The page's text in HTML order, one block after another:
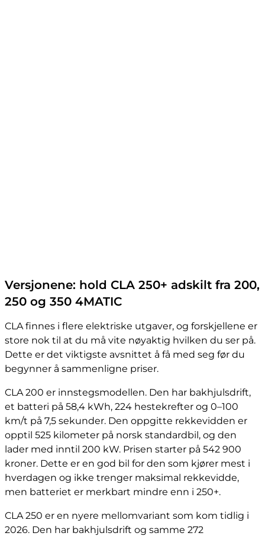
Versjonene: hold CLA 250+ adskilt fra 200,
250 og 350 4MATIC
CLA finnes i flere elektriske utgaver, og forskjellene er
store nok til at du må vite nøyaktig hvilken du ser på.
Dette er det viktigste avsnittet å få med seg før du
begynner å sammenligne priser.
CLA 200 er innstegsmodellen. Den har bakhjulsdrift,
et batteri på 58,4 kWh, 224 hestekrefter og 0–100
km/t på 7,5 sekunder. Den oppgitte rekkevidden er
opptil 525 kilometer på norsk standardbil, og den
lader med inntil 200 kW. Prisen starter på 542 900
kroner. Dette er en god bil for den som kjører mest i
hverdagen og ikke trenger maksimal rekkevidde,
men batteriet er merkbart mindre enn i 250+.
CLA 250 er en nyere mellomvariant som kom tidlig i
2026. Den har bakhjulsdrift og samme 272